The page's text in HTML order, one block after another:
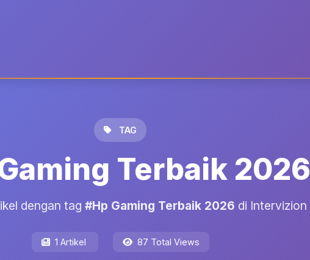
TAG
Terbaik 2026
dengan tag #Hp Gaming Terbaik 2026 di Intervizion
1 Artikel 87 Total Views